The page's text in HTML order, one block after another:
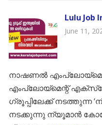
Lulu Job
June 11,
നാഷണൽ
എംപ്ലോയ്മെന്റ്
ഗ്രൂപ്പിലേക്ക് നടത്തുന്ന
നടക്കുന്നു ന്യൂമാൻ